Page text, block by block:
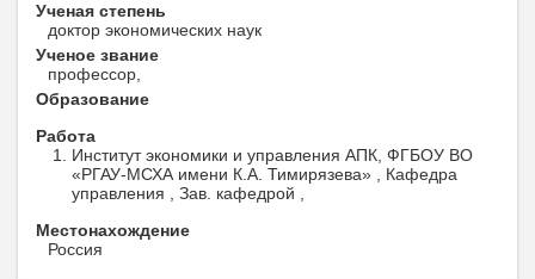
Ученая степень
доктор экономических наук
Ученое звание
профессор,
Образование
Работа
Институт экономики и управления АПК, ФГБОУ ВО
«РГАУ-МСХА имени К.А. Тимирязева» , Кафедра
управления , Зав. кафедрой ,
Местонахождение
Россия